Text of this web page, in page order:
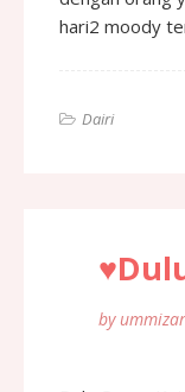
hari2 moody
Dairi
by